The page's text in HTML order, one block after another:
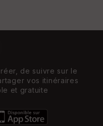
de suivre sur le
vos itinéraires
et gratuite